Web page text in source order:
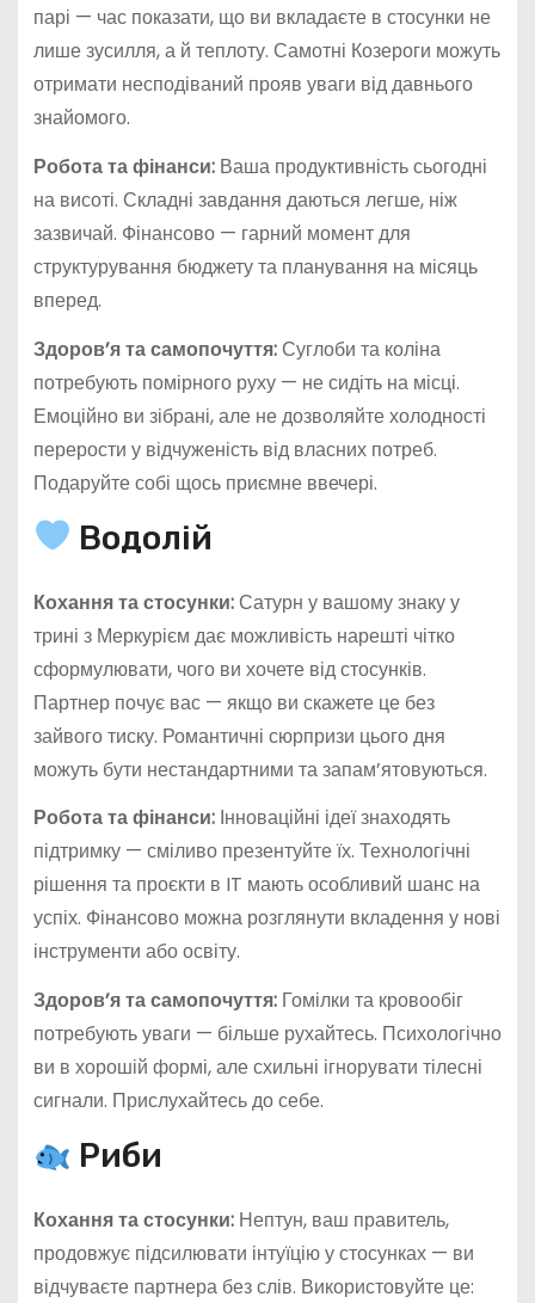
парі — час показати, що ви вкладаєте в стосунки не
лише зусилля, а й теплоту. Самотні Козероги можуть
отримати несподіваний прояв уваги від давнього
знайомого.
Робота та фінанси:Ваша продуктивність сьогодні
на висоті. Складні завдання даються легше, ніж
зазвичай. Фінансово — гарний момент для
структурування бюджету та планування на місяць
вперед.
Здоров’я та самопочуття:Суглоби та коліна
потребують помірного руху — не сидіть на місці.
Емоційно ви зібрані, але не дозволяйте холодності
перерости у відчуженість від власних потреб.
Подаруйте собі щось приємне ввечері.
Водолій
Кохання та стосунки:Сатурн у вашому знаку у
трині з Меркурієм дає можливість нарешті чітко
сформулювати, чого ви хочете від стосунків.
Партнер почує вас — якщо ви скажете це без
зайвого тиску. Романтичні сюрпризи цього дня
можуть бути нестандартними та запам’ятовуються.
Робота та фінанси:Інноваційні ідеї знаходять
підтримку — сміливо презентуйте їх. Технологічні
рішення та проєкти в IT мають особливий шанс на
успіх. Фінансово можна розглянути вкладення у нові
інструменти або освіту.
Здоров’я та самопочуття:Гомілки та кровообіг
потребують уваги — більше рухайтесь. Психологічно
ви в хорошій формі, але схильні ігнорувати тілесні
сигнали. Прислухайтесь до себе.
Риби
Кохання та стосунки:Нептун, ваш правитель,
продовжує підсилювати інтуїцію у стосунках — ви
відчуваєте партнера без слів. Використовуйте це: